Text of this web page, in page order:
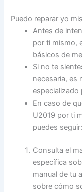
Puedo reparar yo
Antes de
por ti mismo,
básicos de
Si no te
necesaria, es
especializado
En caso de
U2019 por ti
puedes seguir:
Consulta el
específica
manual de tu
sobre cómo